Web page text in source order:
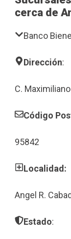
cerca de
Banco
Dirección:
C.
Código
95842
Localidad:
Angel R.
Estado: